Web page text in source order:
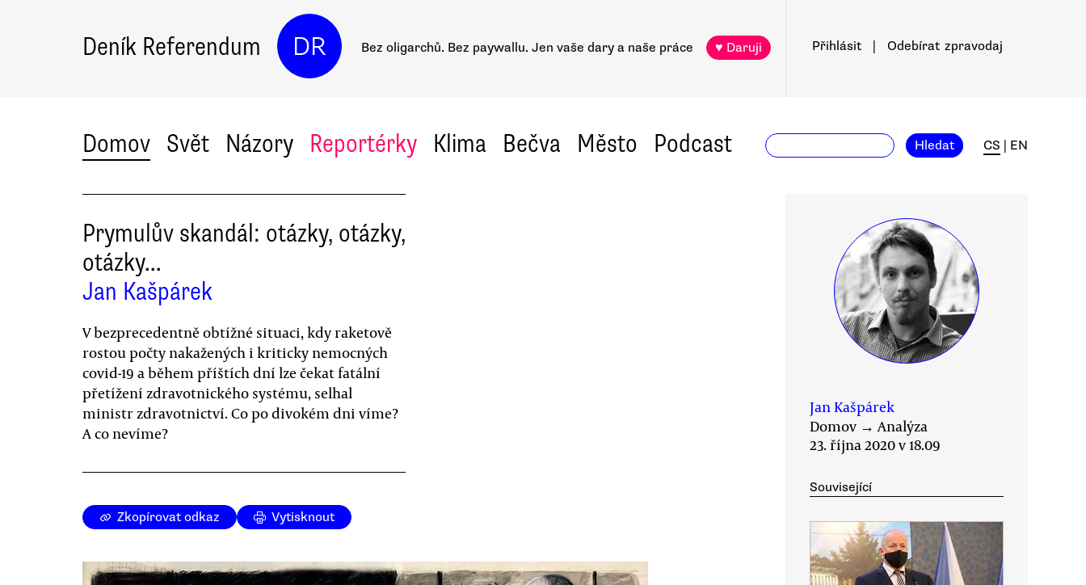
Deník Referendum DR Bez oligarchů. Bez paywallu. Jen vaše dary a naše práce ♥ Daruji Přihlásit Odebírat zpravodaj
Domov Svět Názory Reportérky Klima Bečva Město Podcast Hledat CS EN
Prymulův skandál: otázky, otázky,
otázky…
Jan Kašpárek
V bezprecedentně obtížné situaci, kdy raketově
rostou počty nakažených i kriticky nemocných
covid-19 a během příštích dní lze čekat fatální
přetížení zdravotnického systému, selhal
ministr zdravotnictví. Co po divokém dni víme?
A co nevíme?
Zkopírovat odkaz Vytisknout
Jan Kašpárek
Domov →Analýza
23. října 2020 v 18.09
Související